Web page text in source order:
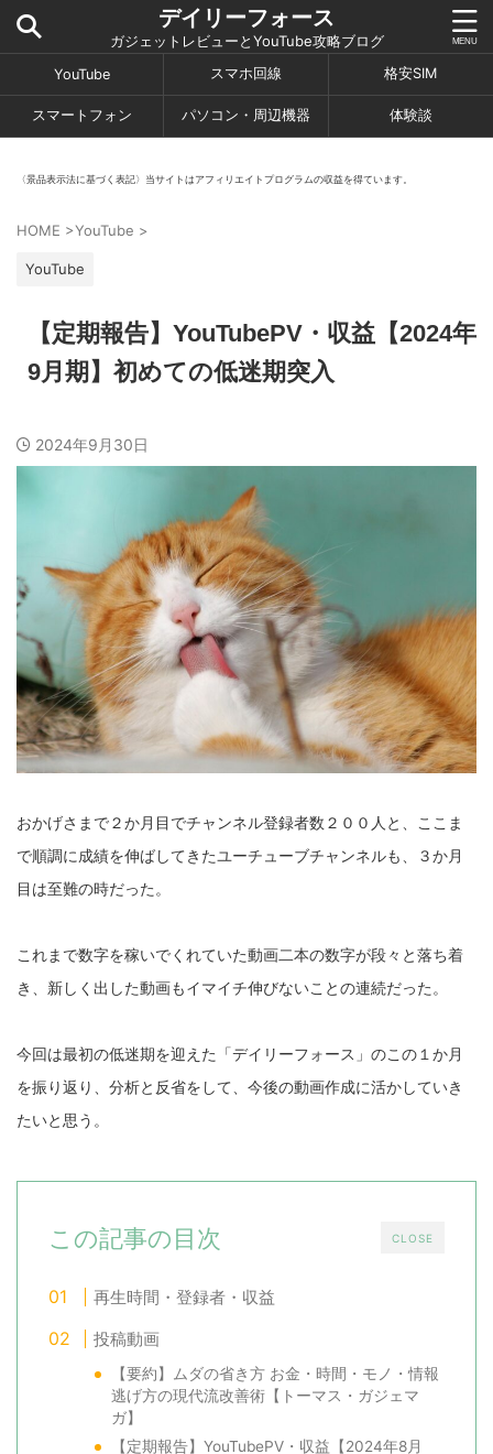
デイリーフォース
ガジェットレビューとYouTube攻略ブログ
YouTube スマホ回線 格安SIM
スマートフォン パソコン・周辺機器 体験談
〈景品表示法に基づく表記〉当サイトはアフィリエイトプログラムの収益を得ています。
HOME >YouTube >
YouTube
【定期報告】YouTubePV・収益【2024年
9月期】初めての低迷期突入
2024年9月30日
おかげさまで２か月目でチャンネル登録者数２００人と、ここま
で順調に成績を伸ばしてきたユーチューブチャンネルも、３か月
目は至難の時だった。
これまで数字を稼いでくれていた動画二本の数字が段々と落ち着
き、新しく出した動画もイマイチ伸びないことの連続だった。
今回は最初の低迷期を迎えた「デイリーフォース」のこの１か月
を振り返り、分析と反省をして、今後の動画作成に活かしていき
たいと思う。
CLOSE
この記事の目次
再生時間・登録者・収益
投稿動画
【要約】ムダの省き方 お金・時間・モノ・情報
逃げ方の現代流改善術【トーマス・ガジェマ
ガ】
【定期報告】YouTubePV・収益【2024年8月